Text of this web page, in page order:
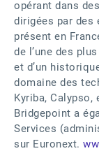
opérant dans
dirigées par des
présent en
de l’une des
et d’un
domaine des
Kyriba, Calypso,
Bridgepoint a
Services
sur Euronext.